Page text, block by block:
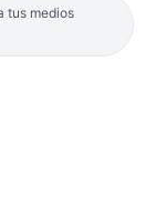
tus medios